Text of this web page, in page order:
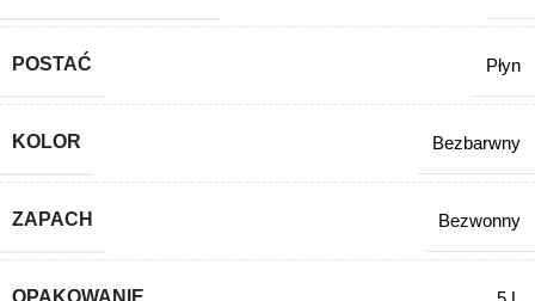
POSTAĆ Płyn
KOLOR Bezbarwny
ZAPACH Bezwonny